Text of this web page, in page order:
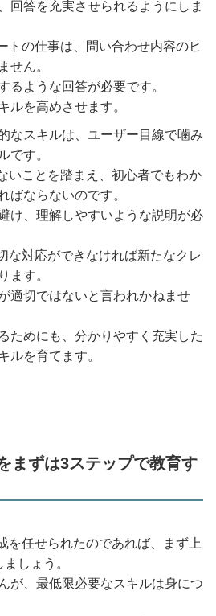
回答を充実させられるようにしま
トの仕事は、問い合わせ内容のヒ
せん。
るような回答が必要です。
ルを高めさせます。
なスキルは、ユーザー目線で噛み
です。
いことを踏まえ、初心者でもわか
ばならないのです。
け、理解しやすいような説明が必
な対応ができなければ新たなクレ
ます。
適切ではないと言われかねませ
ためにも、分かりやすく充実した
ルを育てます。
まずは3ステップで教育す
を任せられたのであれば、まず上
しょう。
が、最低限必要なスキルは身につ